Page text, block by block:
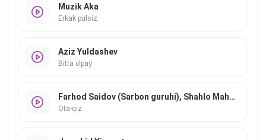
Muzik Aka
Erkak pulsiz
Aziz Yuldashev
Bitta o'pay
Farhod Saidov (Sarbon guruhi), Shahlo Mahmudova
Ota-qiz